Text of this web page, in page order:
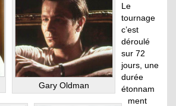
Gary Oldman
Le
tournage
c’est
déroulé
sur 72
jours, une
durée
étonnam
ment